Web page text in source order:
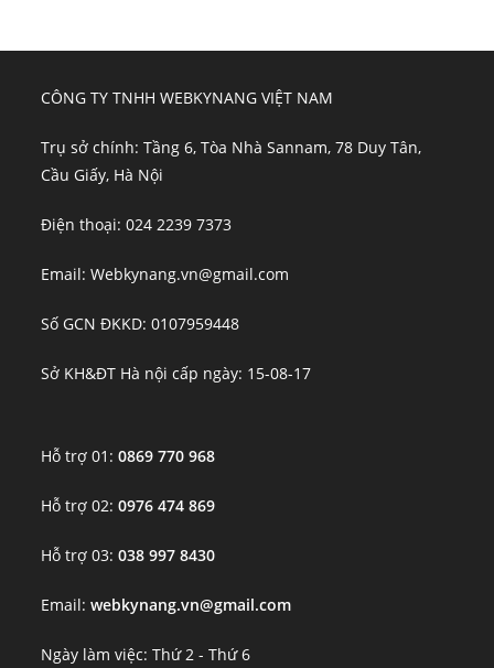
CÔNG TY TNHH WEBKYNANG VIỆT NAM
Trụ sở chính: Tầng 6, Tòa Nhà Sannam, 78 Duy Tân,
Cầu Giấy, Hà Nội
Điện thoại: 024 2239 7373
Email: Webkynang.vn@gmail.com
Số GCN ĐKKD: 0107959448
Sở KH&ĐT Hà nội cấp ngày: 15-08-17
Hỗ trợ 01:0869 770 968
Hỗ trợ 02:0976 474 869
Hỗ trợ 03:038 997 8430
Email:webkynang.vn@gmail.com
Ngày làm việc: Thứ 2 - Thứ 6